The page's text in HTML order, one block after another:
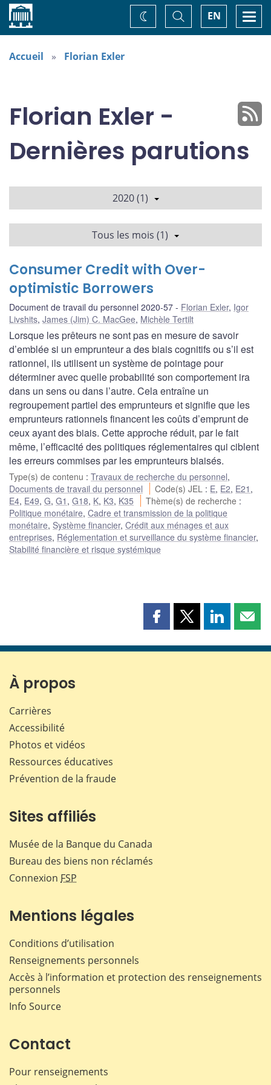
Accueil EN
Basculer
la
recherche
Changez
de
Accueil Florian Exler
Florian Exler -
Dernières parutions
2020 (1)
Tous les mois (1)
Consumer Credit with Over-
optimistic Borrowers
Document de travail du personnel 2020-57 Florian Exler, Igor
Livshits, James (Jim) C. MacGee, Michèle Tertilt
Lorsque les prêteurs ne sont pas en mesure de savoir
d’emblée si un emprunteur a des biais cognitifs ou s’il est
rationnel, ils utilisent un système de pointage pour
déterminer avec quelle probabilité son comportement ira
dans un sens ou dans l’autre. Cela entraîne un
regroupement partiel des emprunteurs et signifie que les
emprunteurs rationnels financent les coûts d’emprunt de
ceux ayant des biais. Cette approche réduit, par le fait
même, l’efficacité des politiques réglementaires qui ciblent
les erreurs commises par les emprunteurs biaisés.
Type(s) de contenu : Travaux de recherche du personnel,
Documents de travail du personnel
Code(s) JEL : E, E2, E21 ,
E4, E49, G, G1 , G18, K, K3, K35 Thème(s) de recherche :
Politique monétaire, Cadre et transmission de la politique
monétaire, Système financier, Crédit aux ménages et aux
entreprises, Réglementation et surveillance du système financier,
Stabilité financière et risque systémique
Partager
page
Partager
page
Partager
page page
À propos
Carrières
Accessibilité
Photos et vidéos
Ressources éducatives
Prévention de la fraude
Sites affiliés
Musée de la Banque du Canada
Bureau des biens non réclamés
Connexion FSP
Mentions légales
Conditions d’utilisation
Renseignements personnels
Accès à l’information et protection des renseignements
personnels
Info Source
Contact
Pour renseignements